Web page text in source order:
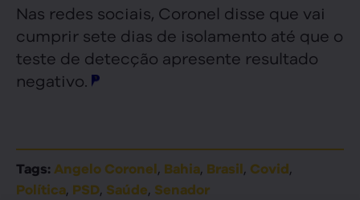
Nas redes sociais, Coronel disse que vai
cumprir sete dias de isolamento até que o
teste de detecção apresente resultado
negativo.
Tags: Angelo Coronel, Bahia, Brasil, Covid,
Política, PSD, Saúde, Senador